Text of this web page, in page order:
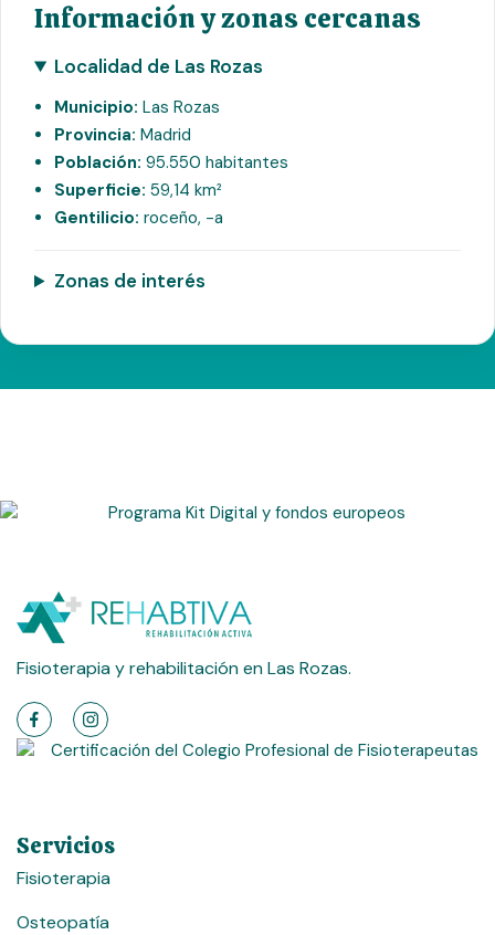
Información y zonas cercanas
Localidad de Las Rozas
Municipio: Las Rozas
Provincia: Madrid
Población: 95.550 habitantes
Superficie: 59,14 km²
Gentilicio: roceño, -a
Zonas de interés
Fisioterapia y rehabilitación en Las Rozas.
Servicios
Fisioterapia
Osteopatía